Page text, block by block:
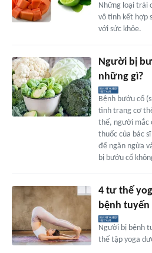
Những loại trái
vô tình kết hợp
với sức khỏe.
Người bị
những gì?
Bệnh bướu cổ
tình trạng cơ
thế, người mắc
thuốc của bác
để ngăn ngừa
bị bướu cổ
4 tư thế
bệnh tuyến
Người bị bệnh
thế tập yoga